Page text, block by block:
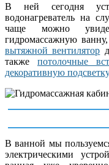
В ней сегодня
водонагреватель на
чаще можно
гидромассажную
вытяжной вентилятор
также потолочные
декоративную подсветку
В ванной мы
электрическими